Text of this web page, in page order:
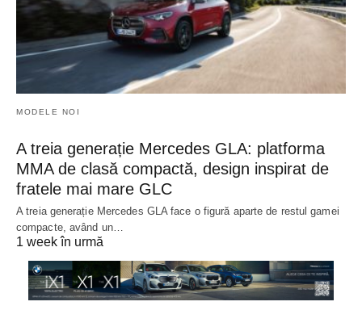
MODELE NOI
A treia generație Mercedes GLA: platforma
MMA de clasă compactă, design inspirat de
fratele mai mare GLC
A treia generație Mercedes GLA face o figură aparte de restul gamei
compacte, având un…
1 week în urmă